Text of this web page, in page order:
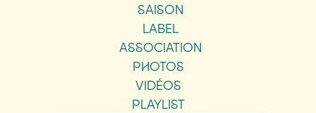
SAISON
LABEL
ASSOCIATION
PHOTOS
VIDÉOS
PLAYLIST